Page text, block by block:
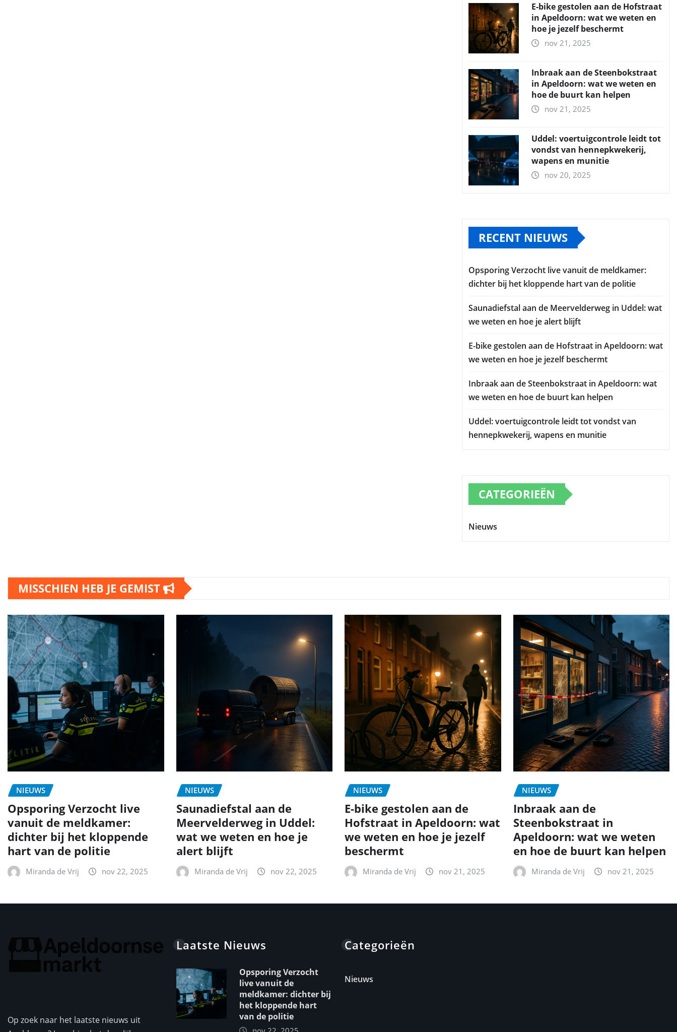
E-bike gestolen aan de Hofstraat
in Apeldoorn: wat we weten en
hoe je jezelf beschermt
nov 21, 2025
Inbraak aan de Steenbokstraat
in Apeldoorn: wat we weten en
hoe de buurt kan helpen
nov 21, 2025
Uddel: voertuigcontrole leidt tot
vondst van hennepkwekerij,
wapens en munitie
nov 20, 2025
RECENT NIEUWS
Opsporing Verzocht live vanuit de meldkamer:
dichter bij het kloppende hart van de politie
Saunadiefstal aan de Meervelderweg in Uddel: wat
we weten en hoe je alert blijft
E-bike gestolen aan de Hofstraat in Apeldoorn: wat
we weten en hoe je jezelf beschermt
Inbraak aan de Steenbokstraat in Apeldoorn: wat
we weten en hoe de buurt kan helpen
Uddel: voertuigcontrole leidt tot vondst van
hennepkwekerij, wapens en munitie
CATEGORIEËN
Nieuws
MISSCHIEN HEB JE GEMIST
NIEUWS
Opsporing Verzocht live
vanuit de meldkamer:
dichter bij het kloppende
hart van de politie
Miranda de Vrij nov 22, 2025
NIEUWS
Saunadiefstal aan de
Meervelderweg in Uddel:
wat we weten en hoe je
alert blijft
Miranda de Vrij nov 22, 2025
NIEUWS
E-bike gestolen aan de
Hofstraat in Apeldoorn: wat
we weten en hoe je jezelf
beschermt
Miranda de Vrij nov 21, 2025
NIEUWS
Inbraak aan de
Steenbokstraat in
Apeldoorn: wat we weten
en hoe de buurt kan helpen
Miranda de Vrij nov 21, 2025
Op zoek naar het laatste nieuws uit
Laatste Nieuws
Opsporing Verzocht
live vanuit de
meldkamer: dichter bij
het kloppende hart
van de politie
Categorieën
Nieuws